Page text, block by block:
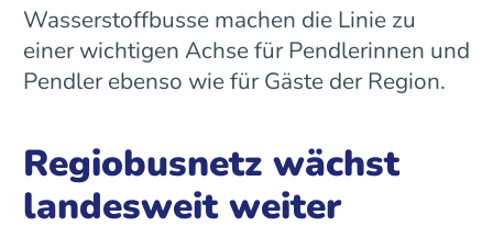
Wasserstoffbusse machen die Linie zu
einer wichtigen Achse für Pendlerinnen und
Pendler ebenso wie für Gäste der Region.
Regiobusnetz wächst
landesweit weiter